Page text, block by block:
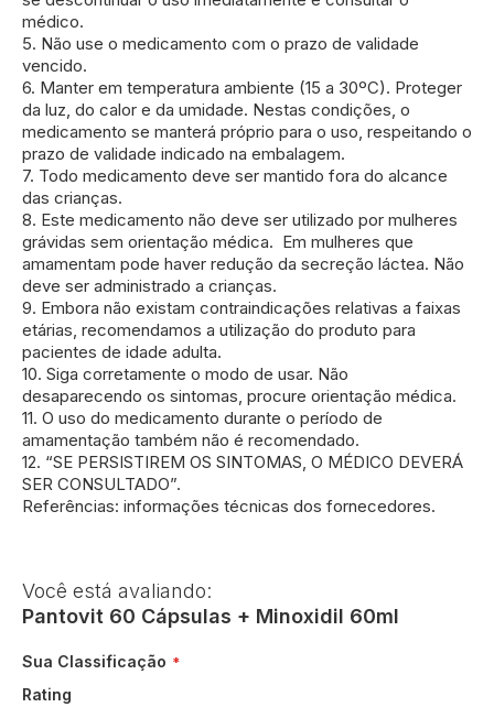
médico.
5. Não use o medicamento com o prazo de validade
vencido.
6. Manter em temperatura ambiente (15 a 30ºC). Proteger
da luz, do calor e da umidade. Nestas condições, o
medicamento se manterá próprio para o uso, respeitando o
prazo de validade indicado na embalagem.
7. Todo medicamento deve ser mantido fora do alcance
das crianças.
8. Este medicamento não deve ser utilizado por mulheres
grávidas sem orientação médica. Em mulheres que
amamentam pode haver redução da secreção láctea. Não
deve ser administrado a crianças.
9. Embora não existam contraindicações relativas a faixas
etárias, recomendamos a utilização do produto para
pacientes de idade adulta.
10. Siga corretamente o modo de usar. Não
desaparecendo os sintomas, procure orientação médica.
11. O uso do medicamento durante o período de
amamentação também não é recomendado.
12. “SE PERSISTIREM OS SINTOMAS, O MÉDICO DEVERÁ
SER CONSULTADO”.
Referências: informações técnicas dos fornecedores.
Você está avaliando:
Pantovit 60 Cápsulas + Minoxidil 60ml
Sua Classificação
Rating